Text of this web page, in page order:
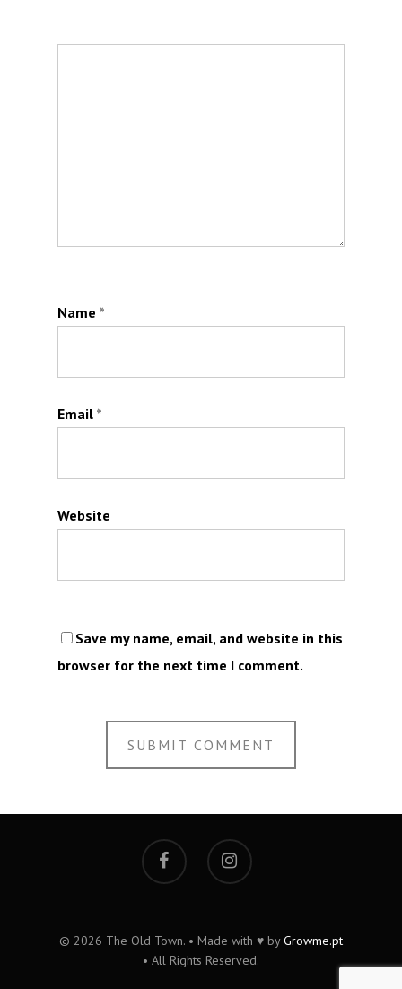
Name *
Email *
Website
Save my name, email, and website in this
browser for the next time I comment.
© 2026 The Old Town. • Made with ♥ byGrowme.pt
• All Rights Reserved.